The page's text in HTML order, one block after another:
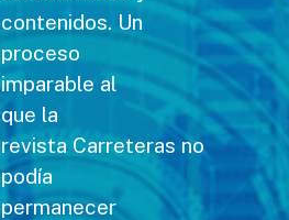
contenidos. Un
proceso
imparable al
que la
revista Carreteras no
podía
permanecer